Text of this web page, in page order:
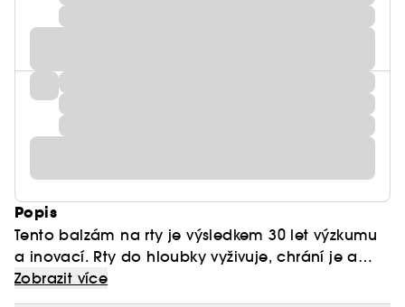
Popis
Tento balzám na rty je výsledkem 30 let výzkumu
a inovací. Rty do hloubky vyživuje, chrání je a
zlepšuje kvalitu pokožky.
Balzám obsahuje náš exkluzivní komplex TFC8®,
Zobrazit více